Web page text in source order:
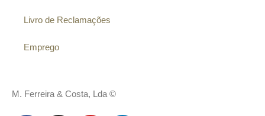
Livro de Reclamações
Emprego
M. Ferreira & Costa, Lda ©